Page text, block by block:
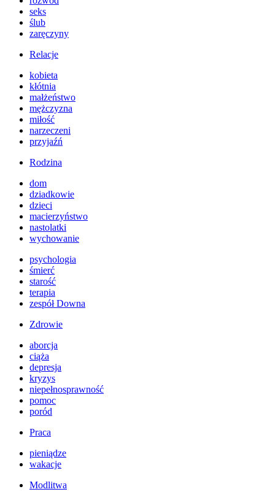
seks
ślub
zaręczyny
Relacje
kobieta
kłótnia
małżeństwo
mężczyzna
miłość
narzeczeni
przyjaźń
Rodzina
dom
dziadkowie
dzieci
macierzyństwo
nastolatki
wychowanie
psychologia
śmierć
starość
terapia
zespół Downa
Zdrowie
aborcja
ciąża
depresja
kryzys
niepełnosprawność
pomoc
poród
Praca
pieniądze
wakacje
Modlitwa